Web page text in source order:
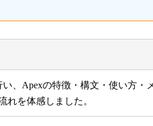
い、Apexの特徴・構文・使い方
れを体感しました。